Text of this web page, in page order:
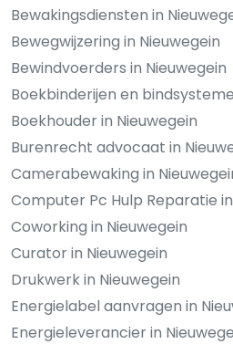
Bewakingsdiensten in
Bewegwijzering in Nieuwegein
Bewindvoerders in Nieuwegein
Boekbinderijen en
Boekhouder in Nieuwegein
Burenrecht advocaat in
Camerabewaking in
Computer Pc Hulp Reparatie
Coworking in Nieuwegein
Curator in Nieuwegein
Drukwerk in Nieuwegein
Energielabel aanvragen in
Energieleverancier in